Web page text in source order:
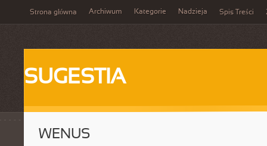
Strona główna Archiwum Kategorie Nadzieja Spis Treści
SUGESTIA
WENUS